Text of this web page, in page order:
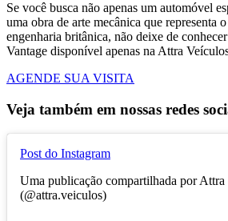
Se você busca não apenas um automóvel
uma obra de arte mecânica que representa
engenharia britânica, não deixe de
Vantage disponível apenas na Attra
AGENDE SUA VISITA
Veja também em nossas redes
Post do Instagram
Uma publicação compartilhada por Attra
(@attra.veiculos)